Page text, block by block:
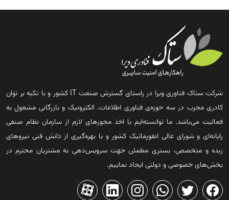
شرکت ستاک فناوری ویرا در راستای گسترش صنعت IT کشور و با تکیه بر توان
کادری مجرب در سه حوزه‌ی فناوری اطلاعات، الکترونیک و بازرگانی مشغول به
فعالیت می‌باشد. ما توانسته‌ایم با اخذ مجوزهای لازم از سازمان نظام صنفی
رایانه‌ای و شورای عالی انفورماتیک کشور و با بهره‌گیری از دانش فنی نیروهای
زبده و متخصص، بستری مطمئن جهت سرویس‌دهی به مشتریان محترم در
بخش‌های خصوصی و دولتی ایجاد نماییم.